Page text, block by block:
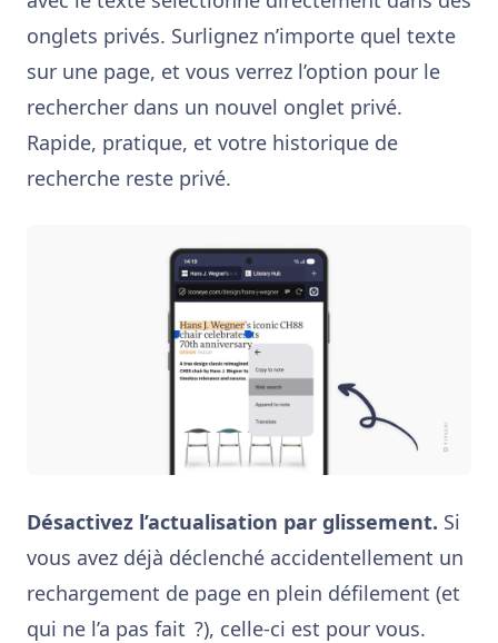
onglets privés. Surlignez n’importe quel texte
sur une page, et vous verrez l’option pour le
rechercher dans un nouvel onglet privé.
Rapide, pratique, et votre historique de
recherche reste privé.
Désactivez l’actualisation par glissement. Si
vous avez déjà déclenché accidentellement un
rechargement de page en plein défilement (et
qui ne l’a pas fait ?), celle-ci est pour vous.